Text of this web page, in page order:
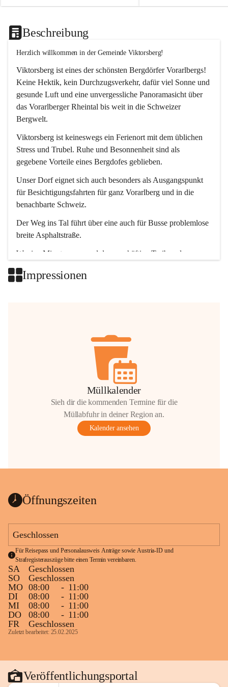
Beschreibung
Herzlich willkommen in der Gemeinde Viktorsberg!
Viktorsberg ist eines der schönsten Bergdörfer Vorarlbergs!
Keine Hektik, kein Durchzugsverkehr, dafür viel Sonne und
gesunde Luft und eine unvergessliche Panoramasicht über
das Vorarlberger Rheintal bis weit in die Schweizer
Bergwelt.
Viktorsberg ist keineswegs ein Ferienort mit dem üblichen
Stress und Trubel. Ruhe und Besonnenheit sind als
gegebene Vorteile eines Bergdofes geblieben.
Unser Dorf eignet sich auch besonders als Ausgangspunkt
für Besichtigungsfahrten für ganz Vorarlberg und in die
benachbarte Schweiz.
Der Weg ins Tal führt über eine auch für Busse problemlose
breite Asphaltstraße.
Wenige Minuten nur, und das geschäftige Treiben der
Impressionen
Müllkalender
Sieh dir die kommenden Termine für die
Müllabfuhr in deiner Region an.
Kalender ansehen
Öffnungszeiten
Geschlossen
Für Reisepass und Personalausweis Anträge sowie Austria-ID und
Strafregisterauszüge bitte einen Termin vereinbaren.
SA
Geschlossen
SO
Geschlossen
MO 08:00 - 11:00
DI
08:00 - 11:00
MI
08:00 - 11:00
DO
08:00 - 11:00
FR
Geschlossen
Zuletzt bearbeitet: 25.02.2025
Veröffentlichungsportal